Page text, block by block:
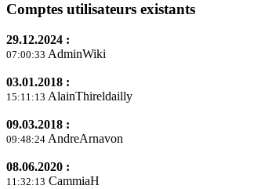
Comptes utilisateurs existants
29.12.2024 :
07:00:33 AdminWiki
03.01.2018 :
15:11:13 AlainThireldailly
09.03.2018 :
09:48:24 AndreArnavon
08.06.2020 :
11:32:13 CammiaH